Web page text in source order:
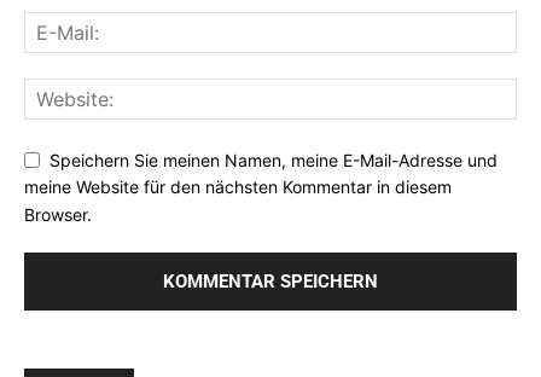
Speichern Sie meinen Namen, meine E-Mail-Adresse und
meine Website für den nächsten Kommentar in diesem
Browser.